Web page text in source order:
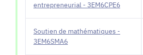
entrepreneurial - 3EM6CPE6
Soutien de mathématiques -
3EM6SMA6